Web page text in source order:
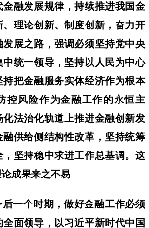
金融发展规律，持续推进我国金
、理论创新、制度创新，奋力开
发展之路，强调必须坚持党中央
中统一领导，坚持以人民为中心
持把金融服务实体经济作为根本
控风险作为金融工作的永恒主
化法治化轨道上推进金融创新发
融供给侧结构性改革，坚持统筹
，坚持稳中求进工作总基调。这
成果来之不易
个时期，做好金融工作必须
全面领导，以习近平新时代中国